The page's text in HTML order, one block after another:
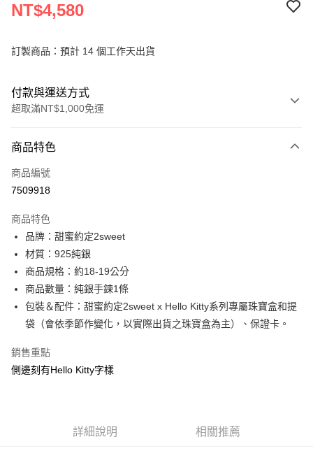
NT$4,580
訂製商品：預計 14 個工作天出貨
付款與運送方式
超取滿NT$1,000免運
信用卡一次付款
信用卡分期付款
合作金庫商業銀行
華南商業銀行
上海商業儲蓄銀行
國泰世華商業銀行
臺灣中小企業銀行
匯豐（台灣）商業銀行
華泰商業銀行
聯邦商業銀行
遠東國際商業銀行
元大商業銀行
永豐商業銀行
台新國際商業銀行
台灣樂天信用卡公司
6 期 0 利率 每期
華南商業銀行
上海商業儲蓄銀行
國泰世華商業銀行
臺灣中小企業銀行
台中商業銀行
匯豐（台灣）商業銀行
華泰商業銀行
元大商業銀行
玉山商業銀行
台新國際商業銀行
超商取貨付款
LINE Pay
Apple Pay
街口支付
悠遊付
商品特色
商品編號
7509918
商品特色
品牌：甜蜜約定2sweet
材質：925純銀
商品規格：約18-19公分
商品數量：純銀手鍊1條
包裝＆配件：甜蜜約定2sweet x Hello Kitty系列專屬珠寶盒和提
袋（會依季節作變化，以實際出貨之珠寶盒為主）、保證卡。
銷售重點
側邊刻有Hello Kitty字樣
詳細說明 相關推薦